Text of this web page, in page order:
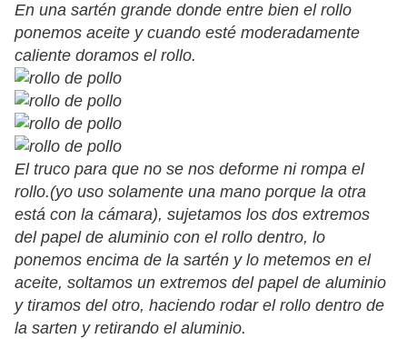
En una sartén grande donde entre bien el rollo
ponemos aceite y cuando esté moderadamente
caliente doramos el rollo.
El truco para que no se nos deforme ni rompa el
rollo.(yo uso solamente una mano porque la otra
está con la cámara), sujetamos los dos extremos
del papel de aluminio con el rollo dentro, lo
ponemos encima de la sartén y lo metemos en el
aceite, soltamos un extremos del papel de aluminio
y tiramos del otro, haciendo rodar el rollo dentro de
la sarten y retirando el aluminio.